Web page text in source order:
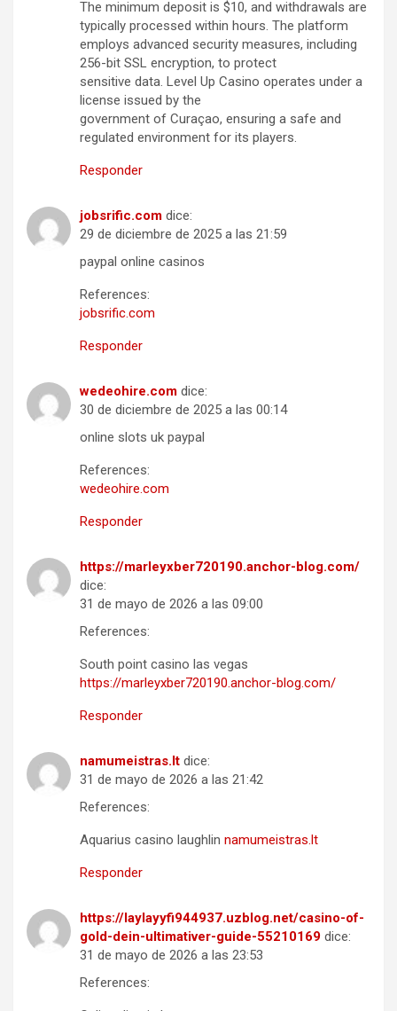
The minimum deposit is $10, and withdrawals are
typically processed within hours. The platform
employs advanced security measures, including
256-bit SSL encryption, to protect
sensitive data. Level Up Casino operates under a
license issued by the
government of Curaçao, ensuring a safe and
regulated environment for its players.
Responder
jobsrific.com dice:
29 de diciembre de 2025 a las 21:59
paypal online casinos
References:
jobsrific.com
Responder
wedeohire.com dice:
30 de diciembre de 2025 a las 00:14
online slots uk paypal
References:
wedeohire.com
Responder
https://marleyxber720190.anchor-blog.com/
dice:
31 de mayo de 2026 a las 09:00
References:
South point casino las vegas
https://marleyxber720190.anchor-blog.com/
Responder
namumeistras.lt dice:
31 de mayo de 2026 a las 21:42
References:
Aquarius casino laughlin namumeistras.lt
Responder
https://laylayyfi944937.uzblog.net/casino-of-
gold-dein-ultimativer-guide-55210169 dice:
31 de mayo de 2026 a las 23:53
References: